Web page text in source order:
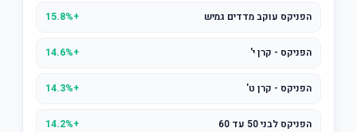
הפניקס עוקב מדדים גמיש +15.8%
הפניקס - קרן י' +14.6%
הפניקס - קרן ט' +14.3%
הפניקס לבני 50 עד 60 +14.2%